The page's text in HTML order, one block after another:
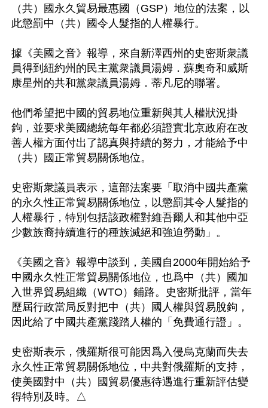
（共）國永久貿易最惠國（GSP）地位的法案，以
此懲罰中（共）國令人髮指的人權暴行。
據《美國之音》報導，來自新澤西州的史密斯衆議
員得到紐約州的民主黨衆議員湯姆．蘇奧奇和威斯
康星州的共和黨衆議員湯姆．蒂凡尼的聯署。
他們希望把中國的貿易地位重新與其人權狀況掛
鉤，並要求美國總統每年都必須證實北京政府在改
善人權方面付出了認真與持續的努力，才能給予中
（共）國正常貿易關係地位。
史密斯衆議員表示，這部法案要「取消中國共產黨
的永久性正常貿易關係地位，以懲罰其令人髮指的
人權暴行，特別包括該政權對維吾爾人和其他中亞
少數族裔持續進行的種族滅絕和強迫勞動」。
《美國之音》報導中談到，美國自2000年開始給予
中國永久性正常貿易關係地位，也爲中（共）國加
入世界貿易組織（WTO）鋪路。史密斯批評，當年
歷屆行政當局反對把中（共）國人權與貿易脫鉤，
因此給了中國共產黨踐踏人權的「免費通行證」。
史密斯表示，俄羅斯很可能因爲入侵烏克蘭而失去
永久性正常貿易關係地位，中共對俄羅斯的支持，
使美國對中（共）國貿易優惠待遇進行重新評估變